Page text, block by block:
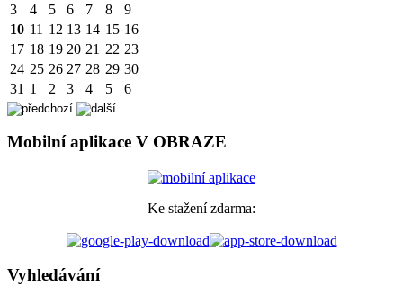
3
4 5 6 7 8
9
10 11 12 13 14 15 16
17 18 19 20 21 22 23
24 25 26 27 28 29 30
31 1 2 3 4 5 6
Mobilní aplikace V OBRAZE
Ke stažení zdarma:
Vyhledávání